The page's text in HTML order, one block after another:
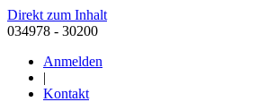
Direkt zum Inhalt
034978 - 30200
Anmelden
|
Kontakt